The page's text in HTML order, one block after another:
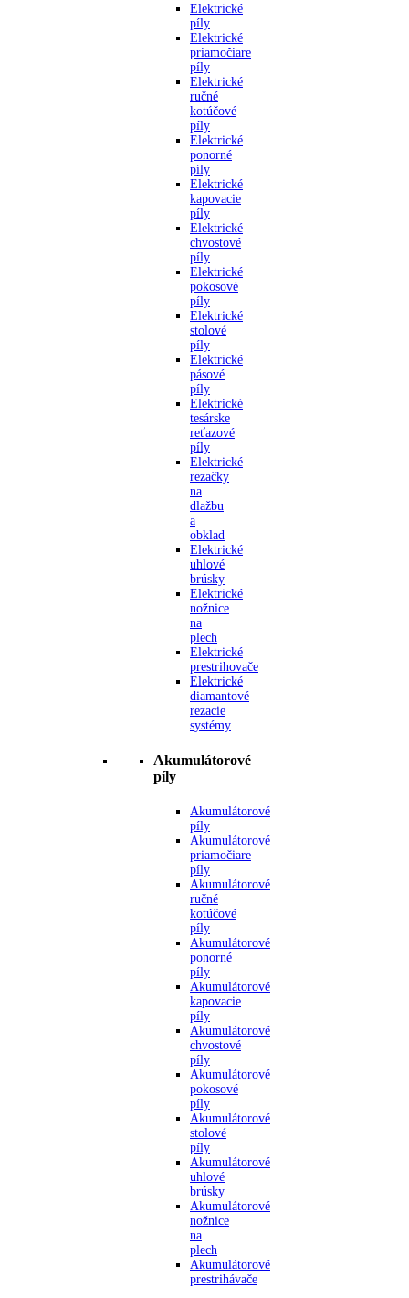
Elektrické
píly
Elektrické
priamočiare
píly
Elektrické
ručné
kotúčové
píly
Elektrické
ponorné
píly
Elektrické
kapovacie
píly
Elektrické
chvostové
píly
Elektrické
pokosové
píly
Elektrické
stolové
píly
Elektrické
pásové
píly
Elektrické
tesárske
reťazové
píly
Elektrické
rezačky
na
dlažbu
a
obklad
Elektrické
uhlové
brúsky
Elektrické
nožnice
na
plech
Elektrické
prestrihovače
Elektrické
diamantové
rezacie
systémy
Akumulátorové
píly
Akumulátorové
píly
Akumulátorové
priamočiare
píly
Akumulátorové
ručné
kotúčové
píly
Akumulátorové
ponorné
píly
Akumulátorové
kapovacie
píly
Akumulátorové
chvostové
píly
Akumulátorové
pokosové
píly
Akumulátorové
stolové
píly
Akumulátorové
uhlové
brúsky
Akumulátorové
nožnice
na
plech
Akumulátorové
prestrihávače